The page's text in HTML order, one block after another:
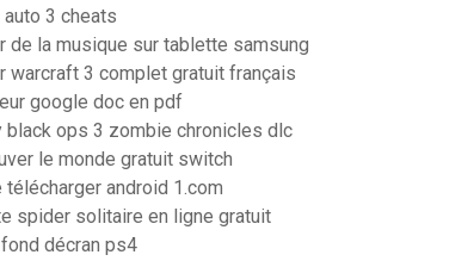
3 cheats
de la musique sur tablette samsung
warcraft 3 complet gratuit français
google doc en pdf
black ops 3 zombie chronicles dlc
le monde gratuit switch
télécharger android 1.com
spider solitaire en ligne gratuit
décran ps4